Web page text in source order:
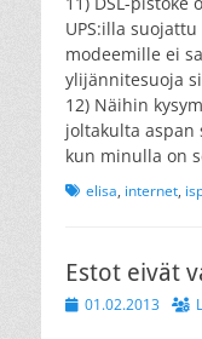
UPS:illa
modeemille ei
ylijännitesuoja
12) Näihin
joltakulta aspan
kun minulla on
Tagselisa, internet,
Estot eivät
Posted
01.02.2013